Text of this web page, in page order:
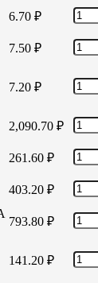
6.70 ₽
7.50 ₽
7.20 ₽
2,090.70 ₽
261.60 ₽
403.20 ₽
793.80 ₽
141.20 ₽